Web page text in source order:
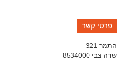
פרטי קשר
התמר 321
שדה צבי 8534000